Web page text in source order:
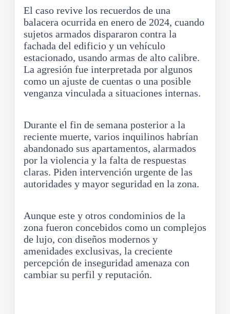
El caso revive los recuerdos de una
balacera ocurrida en enero de 2024, cuando
sujetos armados dispararon contra la
fachada del edificio y un vehículo
estacionado, usando armas de alto calibre.
La agresión fue interpretada por algunos
como un ajuste de cuentas o una posible
venganza vinculada a situaciones internas.
Durante el fin de semana posterior a la
reciente muerte, varios inquilinos habrían
abandonado sus apartamentos, alarmados
por la violencia y la falta de respuestas
claras. Piden intervención urgente de las
autoridades y mayor seguridad en la zona.
Aunque este y otros condominios de la
zona fueron concebidos como un complejos
de lujo, con diseños modernos y
amenidades exclusivas, la creciente
percepción de inseguridad amenaza con
cambiar su perfil y reputación.